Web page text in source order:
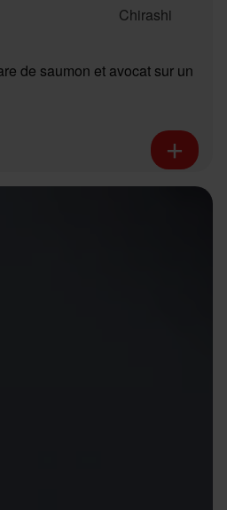
de saumon et avocat sur un